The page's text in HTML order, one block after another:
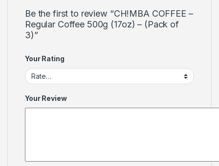
Be the first to review “CH!MBA COFFEE –
Regular Coffee 500g (17oz) – (Pack of
3)”
Your Rating
Your Review